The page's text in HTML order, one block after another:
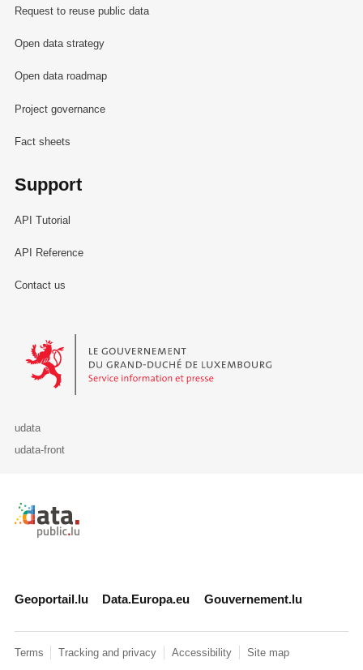
Request to reuse public data
Open data strategy
Open data roadmap
Project governance
Fact sheets
Support
API Tutorial
API Reference
Contact us
Le Gouvernement du Grand-Duché de Luxembourg - Service
udata
udata-front
Retour à l'accueil de data.public.lu
Geoportail.lu Data.Europa.eu Gouvernement.lu
Terms Tracking and privacy Accessibility Site map